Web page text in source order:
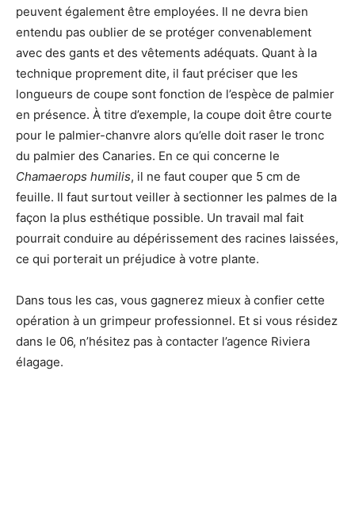
peuvent également être employées. Il ne devra bien
entendu pas oublier de se protéger convenablement
avec des gants et des vêtements adéquats. Quant à la
technique proprement dite, il faut préciser que les
longueurs de coupe sont fonction de l’espèce de palmier
en présence. À titre d’exemple, la coupe doit être courte
pour le palmier-chanvre alors qu’elle doit raser le tronc
du palmier des Canaries. En ce qui concerne le
Chamaerops humilis, il ne faut couper que 5 cm de
feuille. Il faut surtout veiller à sectionner les palmes de la
façon la plus esthétique possible. Un travail mal fait
pourrait conduire au dépérissement des racines laissées,
ce qui porterait un préjudice à votre plante.
Dans tous les cas, vous gagnerez mieux à confier cette
opération à un grimpeur professionnel. Et si vous résidez
dans le 06, n’hésitez pas à contacter l’agence Riviera
élagage.